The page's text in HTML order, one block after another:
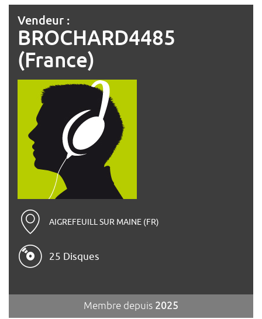
Vendeur :
BROCHARD4485
(France)
AIGREFEUILL SUR MAINE (FR)
25 Disques
Membre depuis 2025